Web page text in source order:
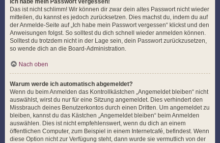
Ich habe mein Passwort vergessen!
Das ist nicht schlimm! Wir können dir zwar dein altes Passwort nicht wieder
mitteilen, du kannst es jedoch zurücksetzen. Dies machst du, indem du auf
der Anmelde-Seite auf „Ich habe mein Passwort vergessen“ klickst und den
Anweisungen folgst. So solltest du dich schnell wieder anmelden können.
Solltest du trotzdem nicht in der Lage sein, dein Passwort zurückzusetzen,
so wende dich an die Board-Administration.
Nach oben
Warum werde ich automatisch abgemeldet?
Wenn du beim Anmelden das Kontrollkästchen „Angemeldet bleiben“ nicht
auswählst, wirst du nur für eine Sitzung angemeldet. Dies verhindert den
Missbrauch deines Benutzerkontos durch einen Dritten. Um angemeldet zu
bleiben, kannst du das Kästchen „Angemeldet bleiben“ beim Anmelden
auswählen. Dies ist nicht empfehlenswert, wenn du dich an einem
öffentlichen Computer, zum Beispiel in einem Internetcafé, befindest. Wenn
diese Option nicht zur Verfügung steht, dann wurde sie vermutlich von der